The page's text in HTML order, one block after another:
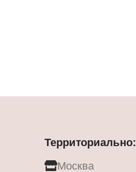
Территориально:
Москва